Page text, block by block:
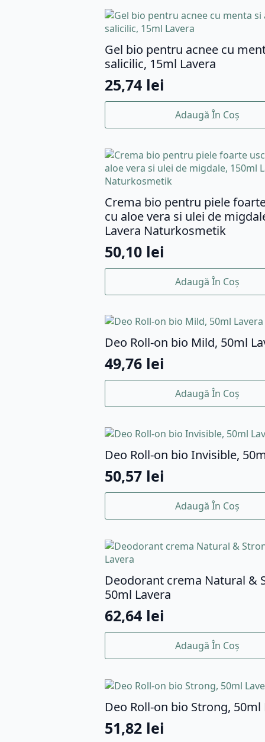
Gel bio pentru acnee cu
salicilic, 15ml Lavera
25,74 lei
Adaugă În Coș
Crema bio pentru piele
cu aloe vera si ulei de
Lavera Naturkosmetik
50,10 lei
Adaugă În Coș
Deo Roll-on bio Mild, 50ml
49,76 lei
Adaugă În Coș
Deo Roll-on bio Invisible,
50,57 lei
Adaugă În Coș
Deodorant crema Natural &
50ml Lavera
62,64 lei
Adaugă În Coș
Deo Roll-on bio Strong, 50ml
51,82 lei